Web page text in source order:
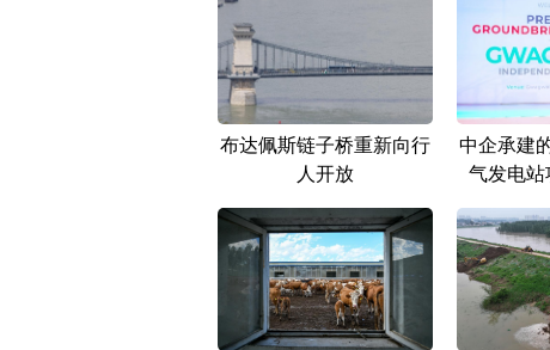
布达佩斯链子桥重新向行
人开放
中企承建
气发电